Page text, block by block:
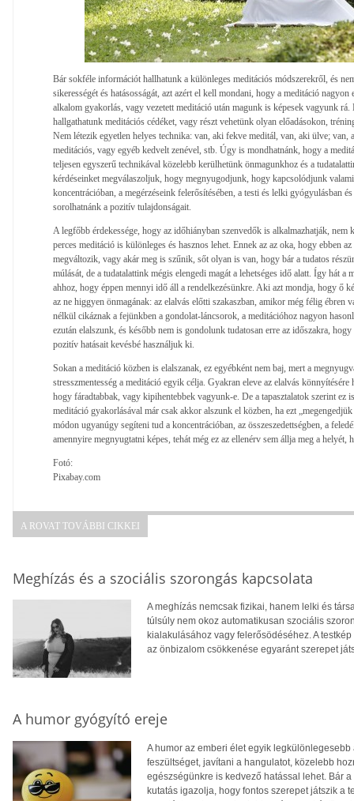
Bár sokféle információt hallhatunk a különleges meditációs módszerekről, és
sikerességét és hatásosságát, azt azért el kell mondani, hogy a meditáció
alkalom gyakorlás, vagy vezetett meditáció után magunk is képesek vagyunk
hallgathatunk meditációs cédéket, vagy részt vehetünk olyan előadásokon,
Nem létezik egyetlen helyes technika: van, aki fekve meditál, van, aki ülve; van,
meditációs, vagy egyéb kedvelt zenével, stb. Úgy is mondhatnánk, hogy a
teljesen egyszerű technikával közelebb kerülhetünk önmagunkhoz és a
kérdéseinket megválaszoljuk, hogy megnyugodjunk, hogy kapcsolódjunk
koncentrációban, a megérzéseink felerősítésében, a testi és lelki gyógyulásban
sorolhatnánk a pozitív tulajdonságait.
A legfőbb érdekessége, hogy az időhiányban szenvedők is alkalmazhatják, nem
perces meditáció is különleges és hasznos lehet. Ennek az az oka, hogy ebben
megváltozik, vagy akár meg is szűnik, sőt olyan is van, hogy bár a tudatos
múlását, de a tudatalattink mégis elengedi magát a lehetséges idő alatt. Így hát a
ahhoz, hogy éppen mennyi idő áll a rendelkezésünkre. Aki azt mondja, hogy ő
az ne higgyen önmagának: az elalvás előtti szakaszban, amikor még félig ébren
nélkül cikáznak a fejünkben a gondolat-láncsorok, a meditációhoz nagyon
ezután elalszunk, és később nem is gondolunk tudatosan erre az időszakra,
pozitív hatásait kevésbé használjuk ki.
Sokan a meditáció közben is elalszanak, ez egyébként nem baj, mert a
stresszmentesség a meditáció egyik célja. Gyakran eleve az elalvás
hogy fáradtabbak, vagy kipihentebbek vagyunk-e. De a tapasztalatok szerint ez
meditáció gyakorlásával már csak akkor alszunk el közben, ha ezt
módon ugyanúgy segíteni tud a koncentrációban, az összeszedettségben, a
amennyire megnyugtatni képes, tehát még ez az ellenérv sem állja meg a
Fotó:
Pixabay.com
A ROVAT TOVÁBBI CIKKEI
Meghízás és a szociális szorongás kapcsolata
A meghízás nemcsak fizikai, hanem lelki és
túlsúly nem okoz automatikusan szociális
kialakulásához vagy felerősödéséhez. A
az önbizalom csökkenése egyaránt szerepet
A humor gyógyító ereje
A humor az emberi élet egyik
feszültséget, javítani a hangulatot, közelebb
egészségünkre is kedvező hatással lehet. Bár
kutatás igazolja, hogy fontos szerepet játszik a